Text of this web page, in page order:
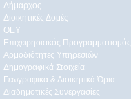
Δήμαρχος
Διοικητικές Δομές
ΟEΥ
Επιχειρησιακός Προγραμματισμός
Αρμοδιότητες Υπηρεσιών
Δημογραφικά Στοιχεία
Γεωγραφικά & Διοικητικά Όρια
Διαδημοτικές Συνεργασίες